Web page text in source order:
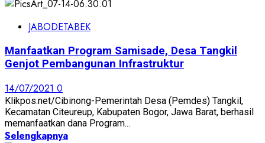
JABODETABEK
Manfaatkan Program Samisade, Desa Tangkil
Genjot Pembangunan Infrastruktur
14/07/2021 0
Klikpos.net/Cibinong-Pemerintah Desa (Pemdes) Tangkil,
Kecamatan Citeureup, Kabupaten Bogor, Jawa Barat, berhasil
memanfaatkan dana Program...
Selengkapnya